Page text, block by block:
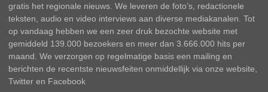
gratis het regionale nieuws. We leveren de foto’s, redactionele
teksten, audio en video interviews aan diverse mediakanalen. Tot
op vandaag hebben we een zeer druk bezochte website met
gemiddeld 139.000 bezoekers en meer dan 3.666.000 hits per
maand. We verzorgen op regelmatige basis een mailing en
berichten de recentste nieuwsfeiten onmiddellijk via onze website,
Twitter en Facebook